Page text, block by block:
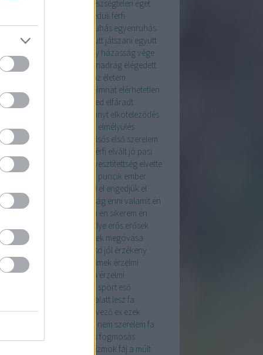
TÁPLÁLKOZÁS
egészségtelen éget
egyedüli férfi
egyenruha egyenruhás egyenruhás
együttegyütt a család együtt játszani együtt
egy házasság vége
elegáns nadrág elégedett
élem az életem
elérem elérem a céljaimnat elérhetetlen
elérhető pasi élet veled elfáradt
elhunyt elköteleződés
ellenállás elmélet elmélyülés
előléptetés elsős első szerelem
elvált férfi elvált jó pasi
nő
elvárások elvesztítettség elvette
élvezzük a telet emanci puncik ember
engedd el engedjük el
énlép ennivaló ennivalóság enni valamit én
én naplóm én sikerem én
ereklye erős erősek
a hitem
értékek megóvása
értsd jól érzékeny
érzékeny szerető érzelmek érzelmi
érzelmi intelligencia érzelmi
esgészséges a sport eső
évek alatt lesz fa
evés évtervező ex ezek
ez nem szerelem fa
fájdalmas fogmosás
fájó izmok fáj a múlt